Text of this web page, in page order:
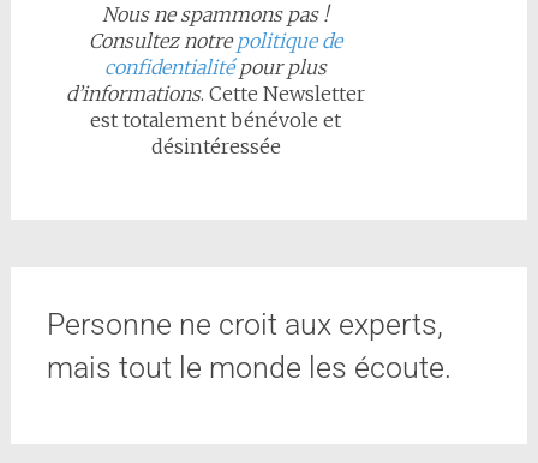
Nous ne spammons pas !
Consultez notrepolitique de
confidentialitépour plus
d’informations. Cette Newsletter
est totalement bénévole et
désintéressée
Personne ne croit aux experts,
mais tout le monde les écoute.